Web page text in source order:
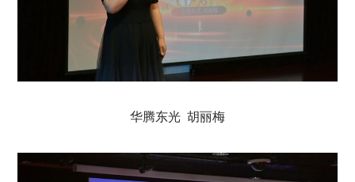
华腾东光 胡丽梅